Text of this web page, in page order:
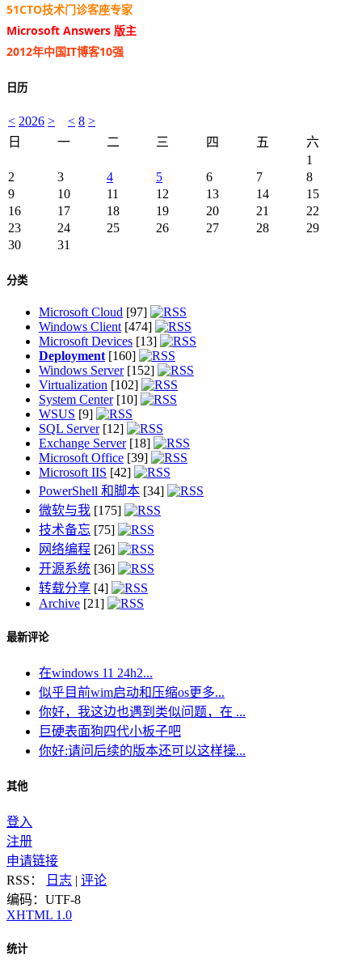
51CTO技术门诊客座专家
Microsoft Answers 版主
2012年中国IT博客10强
日历
< 2026 > < 8 >
日
一 二 三 四 五
六
1
2
3 4 5 6 7
8
9
10 11 12 13 14
15
16
17 18 19 20 21
22
23
24 25 26 27 28
29
30
31
分类
Microsoft Cloud [97]
Windows Client [474]
Microsoft Devices [13]
Deployment [160]
Windows Server[152]
Virtualization [102]
System Center[10]
WSUS [9]
SQL Server[12]
Exchange Server[18]
Microsoft Office [39]
Microsoft IIS [42]
PowerShell 和脚本 [34]
微软与我 [175]
技术备忘 [75]
网络编程 [26]
开源系统 [36]
转载分享 [4]
Archive [21]
最新评论
在windows 11 24h2...
似乎目前wim启动和压缩os更多...
你好，我这边也遇到类似问题，在 ...
巨硬表面狗四代小板子吧
你好:请问后续的版本还可以这样操...
其他
登入
注册
申请链接
RSS：
日志 | 评论
编码：UTF-8
XHTML 1.0
统计